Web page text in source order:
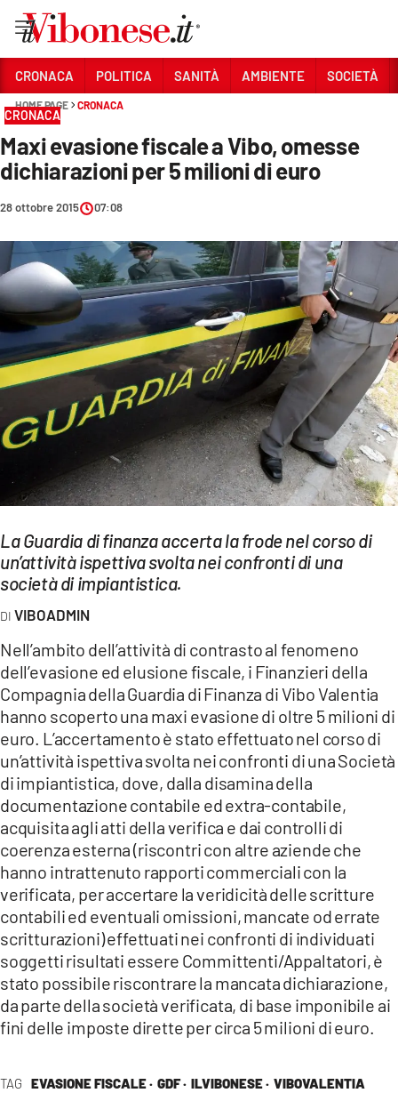
Sezioni
CRONACA
POLITICA
SANITÀ
AMBIENTE
SOCIETÀ
CULTURA
ECONOMIA E LAVORO
EVENTI
SPORT
Streaming
LAC NETWORK
LaC
Network
LACPLAY.IT
LACTV.IT
LACONAIR.IT
LACITYMAG.IT
ILREGGINO.IT
COSENZACHANNEL.IT
ILVIBONESE.IT
CATANZAROCHANNEL.IT
LACAPITALENEWS.IT
ANDROID
CRONACA POLITICA SANITÀ AMBIENTE SOCIETÀ
HOME PAGE CRONACA
CRONACA
Maxi evasione fiscale a Vibo, omesse
dichiarazioni per 5 milioni di euro
28 ottobre 2015 07:08
La Guardia di finanza accerta la frode nel corso di
un’attività ispettiva svolta nei confronti di una
società di impiantistica.
VIBOADMIN
TAG EVASIONE FISCALE · GDF · ILVIBONESE · VIBOVALENTIA
Nell’ambito dell’attività di contrasto al fenomeno
dell’evasione ed elusione fiscale, i Finanzieri della
Compagnia della Guardia di Finanza di Vibo Valentia
hanno scoperto una maxi evasione di oltre 5 milioni di
euro. L’accertamento è stato effettuato nel corso di
un’attività ispettiva svolta nei confronti di una Società
di impiantistica, dove, dalla disamina della
documentazione contabile ed extra-contabile,
acquisita agli atti della verifica e dai controlli di
coerenza esterna (riscontri con altre aziende che
hanno intrattenuto rapporti commerciali con la
verificata, per accertare la veridicità delle scritture
contabili ed eventuali omissioni, mancate od errate
scritturazioni) effettuati nei confronti di individuati
soggetti risultati essere Committenti/Appaltatori, è
stato possibile riscontrare la mancata dichiarazione,
da parte della società verificata, di base imponibile ai
fini delle imposte dirette per circa 5 milioni di euro.